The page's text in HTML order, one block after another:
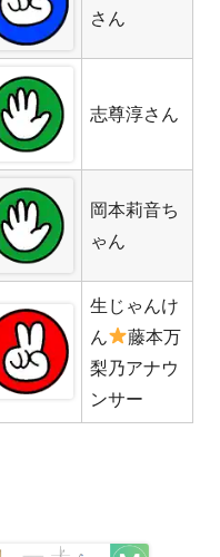
さん
志尊淳さん
岡本莉音ち
ゃん
生じゃんけ
ん
藤本万
梨乃アナウ
ンサー